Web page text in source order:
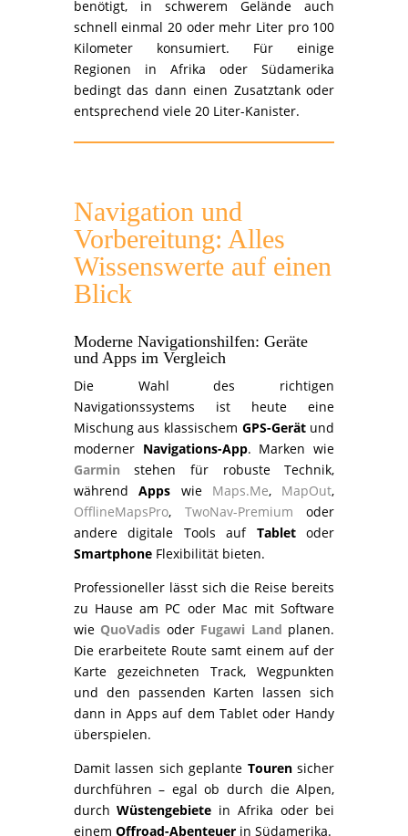
benötigt, in schwerem Gelände auch
schnell einmal 20 oder mehr Liter pro 100
Kilometer konsumiert. Für einige
Regionen in Afrika oder Südamerika
bedingt das dann einen Zusatztank oder
entsprechend viele 20 Liter-Kanister.
Navigation und
Vorbereitung: Alles
Wissenswerte auf einen
Blick
Moderne Navigationshilfen: Geräte
und Apps im Vergleich
Die Wahl des richtigen
Navigationssystems ist heute eine
Mischung aus klassischem GPS-Gerätund
moderner Navigations-App. Marken wie
Garmin stehen für robuste Technik,
währendApps wie Maps.Me, MapOut,
OfflineMapsPro, TwoNav-Premium oder
andere digitale Tools auf Tabletoder
SmartphoneFlexibilität bieten.
Professioneller lässt sich die Reise bereits
zu Hause am PC oder Mac mit Software
wie QuoVadis oder Fugawi Land planen.
Die erarbeitete Route samt einem auf der
Karte gezeichneten Track, Wegpunkten
und den passenden Karten lassen sich
dann in Apps auf dem Tablet oder Handy
überspielen.
Damit lassen sich geplante Tourensicher
durchführen – egal ob durch die Alpen,
durchWüstengebiete in Afrika oder bei
einem Offroad-Abenteuerin Südamerika.